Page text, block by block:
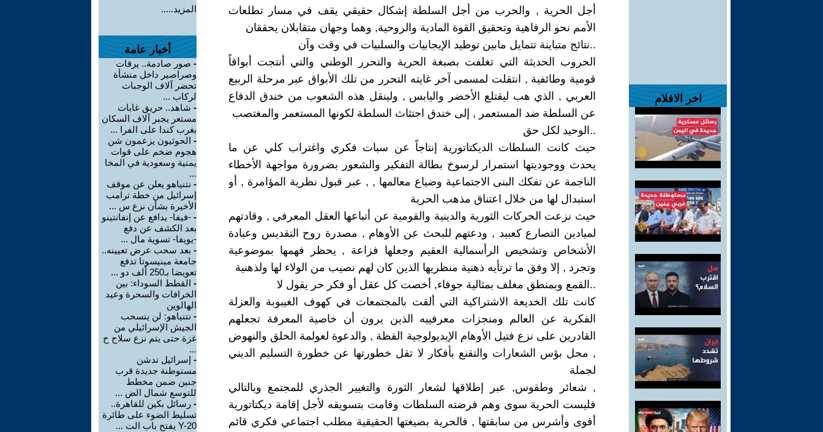
اخر الافلام
أجل الحرية , والحرب من أجل السلطة إشكال حقيقي يقف في مسار تطلعات
الأمم نحو الرفاهية وتحقيق القوة المادية والروحية, وهما وجهان متقابلان يحققان
..نتائج متباينة تتمايل مابين توطيد الإيجابيات والسلبيات في وقت وآن
الحروب الحديثة التي تغلفت بصبغة الحرية والتحرر الوطني والتي أنتجت أبواقاً
قومية وطائفية , انتقلت لمسمى آخر غايته التحرر من تلك الأبواق عبر مرحلة الربيع
العربي , الذي هب ليقتلع الأخضر واليابس , ولينقل هذه الشعوب من خندق الدفاع
عن السلطة ضد المستعمر , إلى خندق اجتثاث السلطة لكونها المستعمر والمغتصب
..الوحيد لكل حق
حيث كانت السلطات الديكتاتورية إنتاجاً عن سبات فكري واغتراب كلي عن ما
يحدث ووجوديتها استمرار لرسوخ بطالة التفكير والشعور بضرورة مواجهة الأخطاء
الناجمة عن تفكك البنى الاجتماعية وضياع معالمها , , عبر قبول نظرية المؤامرة , أو
استبدال لها من خلال اعتناق مذهب الحرية
حيث نزعت الحركات الثورية والدينية والقومية عن أتباعها العقل المعرفي , وقادتهم
لميادين التصارع كعبيد , ودعتهم للبحث عن الأوهام , مصدرة روح التقديس وعبادة
الأشخاص وتشخيص الرأسمالية العقيم وجعلها فزاعة , يحظر فهمها بموضوعية
وتجرد , إلا وفق ما ترتأيه ذهنية منظريها الذين كان لهم نصيب من الولاء لها ولذهنية
..القمع وبمنطق مغلف بمثالية جوفاء, أخصت كل عقل أو فكر حر يقول لا
كانت تلك الخديعة الاشتراكية التي ألقت بالمجتمعات في كهوف الغيبوبة والعزلة
الفكرية عن العالم ومنجزات معرفييه الذين يرون أن خاصية المعرفة تجعلهم
القادرين على نزع فتيل الأوهام الإيديولوجية الفظة , والدعوة لعولمة الخلق والنهوض
, محل بؤس الشعارات والتقنع بأفكار لا تقل خطورتها عن خطورة التسليم الديني
لجملة
, شعائر وطقوس, عبر إطلاقها لشعار الثورة والتغيير الجذري للمجتمع وبالتالي
فليست الحرية سوى وهم فرضته السلطات وقامت بتسويقه لأجل إقامة ديكتاتورية
أقوى وأشرس من سابقتها , فالحرية بصيغتها الحقيقية مطلب اجتماعي فكري قائم
المزيد.....
أخبار عامة
- صور صادمة.. يرقات
وصراصير داخل منشأة
تحضر آلاف الوجبات
لركاب ...
- شاهد.. حريق غابات
مستعر يجبر آلاف السكان
بغرب كندا على الفرا ...
- الحوثيون يزعمون شن
هجوم ضخم على قوات
يمنية وسعودية في المخا
...
- نتنياهو يعلن عن موقف
إسرائيل من خطة ترامب
الأخيرة بشأن نزع س ...
- -فيفا- يدافع عن إنفانتينو
بعد الكشف عن دفع
-يويفا- تسوية مال ...
- بعد سحب عرض تعيينه..
جامعة مينيسوتا تدفع
تعويضا بـ250 ألف دو ...
- القطط السوداء: بين
الخرافات والسحرة وعيد
الهالوين
- نتنياهو: لن ينسحب
الجيش الإسرائيلي من
غزة حتى يتم نزع سلاح ح
...
- إسرائيل تدشن
مستوطنة جديدة قرب
جنين ضمن مخطط
للتوسع شمال الض ...
- رسائل بكين للقاهرة..
تسليط الضوء على طائرة
Y-20 يفتح باب الت ...